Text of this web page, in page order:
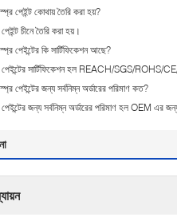
পেইন্ট কোথায় তৈরি করা হয়?
চীনে তৈরি করা হয়।
পেইন্টের কি সার্টিফিকেশন আছে?
পেইন্টের সার্টিফিকেশন হল REACH/SGS/ROHS/
পেইন্টের জন্য সর্বনিম্ন অর্ডারের পরিমাণ কত?
জন্য সর্বনিম্ন অর্ডারের পরিমাণ হল OEM এর